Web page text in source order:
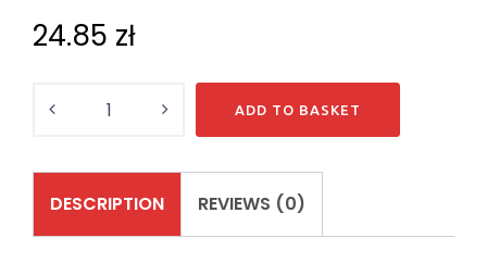
24.85 zł
ADD TO BASKET
DESCRIPTION REVIEWS (0)